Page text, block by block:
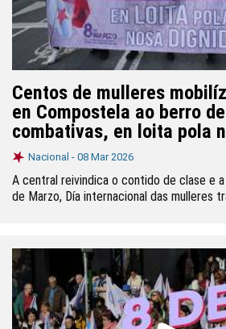
Centos de mulleres
en Compostela ao berro
combativas, en loita pola
Nacional - 08 Mar 2026
A central reivindica o contido de clase e
de Marzo, Día internacional das mulleres